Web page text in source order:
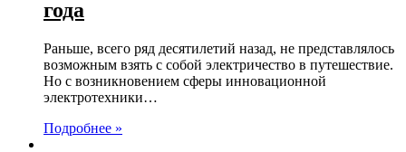
года
Раньше, всего ряд десятилетий назад, не представлялось
возможным взять с собой электричество в путешествие.
Но с возникновением сферы инновационной
электротехники…
Подробнее »